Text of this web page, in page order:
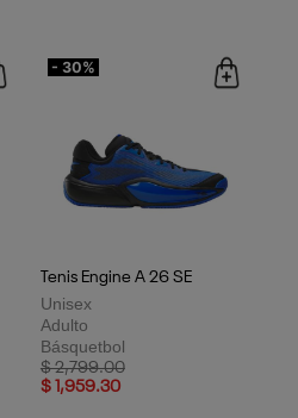
- 30%
Tenis Engine A 26 SE
Unisex
Adulto
Básquetbol
Price reduced from
$ 2,799.00to
$ 1,959.30